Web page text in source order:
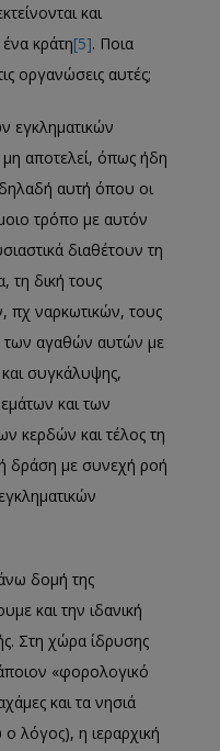
και
κράτη[5]. Ποια
οργανώσεις αυτές;
εγκληματικών
αποτελεί, όπως ήδη
αυτή όπου οι
τρόπο με αυτόν
διαθέτουν τη
τη δική τους
ναρκωτικών, τους
των αγαθών αυτών με
συγκάλυψης,
και των
κερδών και τέλος τη
δράση με συνεχή ροή
δομή της
και την ιδανική
Στη χώρα ίδρυσης
«φορολογικό
και τα νησιά
λόγος), η ιεραρχική